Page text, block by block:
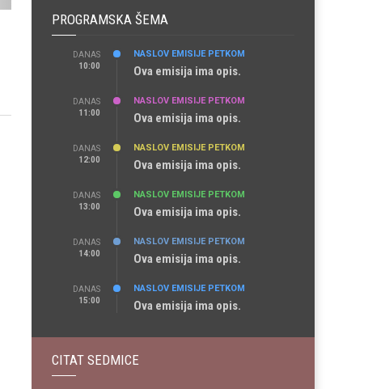
PROGRAMSKA ŠEMA
DANAS
10:00
NASLOV EMISIJE PETKOM
Ova emisija ima opis.
DANAS
11:00
NASLOV EMISIJE PETKOM
Ova emisija ima opis.
DANAS
12:00
NASLOV EMISIJE PETKOM
Ova emisija ima opis.
DANAS
13:00
NASLOV EMISIJE PETKOM
Ova emisija ima opis.
DANAS
14:00
NASLOV EMISIJE PETKOM
Ova emisija ima opis.
DANAS
15:00
NASLOV EMISIJE PETKOM
Ova emisija ima opis.
CITAT SEDMICE